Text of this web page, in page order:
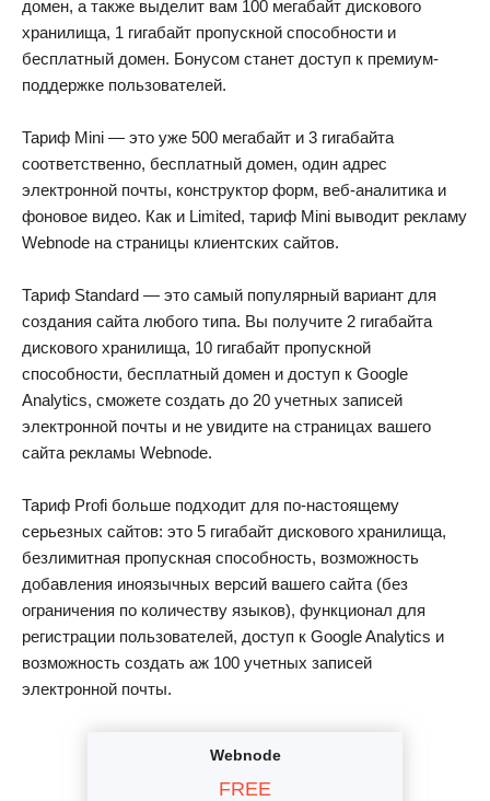
домен, а также выделит вам 100 мегабайт дискового
хранилища, 1 гигабайт пропускной способности и
бесплатный домен. Бонусом станет доступ к премиум-
поддержке пользователей.
Тариф Mini — это уже 500 мегабайт и 3 гигабайта
соответственно, бесплатный домен, один адрес
электронной почты, конструктор форм, веб-аналитика и
фоновое видео. Как и Limited, тариф Mini выводит рекламу
Webnode на страницы клиентских сайтов.
Тариф Standard — это самый популярный вариант для
создания сайта любого типа. Вы получите 2 гигабайта
дискового хранилища, 10 гигабайт пропускной
способности, бесплатный домен и доступ к Google
Analytics, сможете создать до 20 учетных записей
электронной почты и не увидите на страницах вашего
сайта рекламы Webnode.
Тариф Profi больше подходит для по-настоящему
серьезных сайтов: это 5 гигабайт дискового хранилища,
безлимитная пропускная способность, возможность
добавления иноязычных версий вашего сайта (без
ограничения по количеству языков), функционал для
регистрации пользователей, доступ к Google Analytics и
возможность создать аж 100 учетных записей
электронной почты.
Webnode
FREE